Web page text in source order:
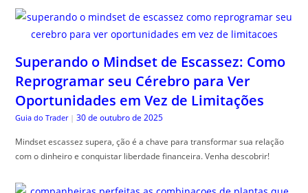
Superando o Mindset de Escassez: Como
Reprogramar seu Cérebro para Ver
Oportunidades em Vez de Limitações
Guia do Trader | 30 de outubro de 2025
Mindset escassez supera, ção é a chave para transformar sua relação
com o dinheiro e conquistar liberdade financeira. Venha descobrir!